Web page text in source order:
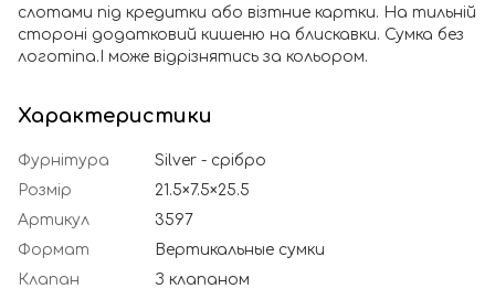
слотами під кредитки або візтние картки. На тильній
стороні додатковий кишеню на блискавки. Сумка без
логотіпа.І може відрізнятись за кольором.
Характеристики
Фурнітура
Silver - срібро
Розмір
21.5×7.5×25.5
Артикул
3597
Формат
Вертикальные сумки
Клапан
З клапаном